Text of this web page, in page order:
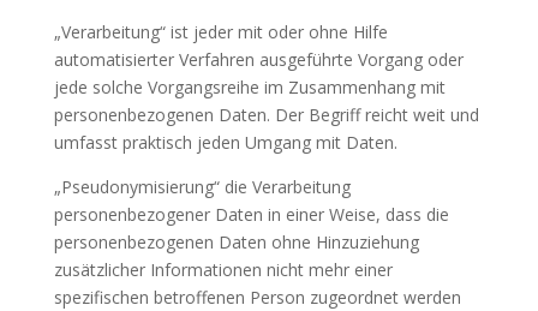
„Verarbeitung“ ist jeder mit oder ohne Hilfe
automatisierter Verfahren ausgeführte Vorgang oder
jede solche Vorgangsreihe im Zusammenhang mit
personenbezogenen Daten. Der Begriff reicht weit und
umfasst praktisch jeden Umgang mit Daten.
„Pseudonymisierung“ die Verarbeitung
personenbezogener Daten in einer Weise, dass die
personenbezogenen Daten ohne Hinzuziehung
zusätzlicher Informationen nicht mehr einer
spezifischen betroffenen Person zugeordnet werden